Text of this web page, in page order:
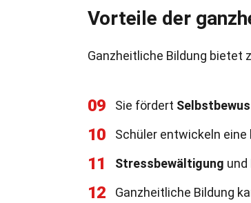
Vorteile der
Ganzheitliche Bildung bietet
09 Sie fördert
10 Schüler entwickeln eine
11 Stressbewältigung und
12 Ganzheitliche Bildung